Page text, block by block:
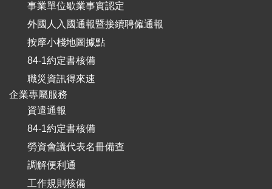
事業單位歇業事實認定
外國人入國通報暨接續聘僱通報
按摩小棧地圖據點
84-1約定書核備
職災資訊得來速
企業專屬服務
資遣通報
84-1約定書核備
勞資會議代表名冊備查
調解便利通
工作規則核備